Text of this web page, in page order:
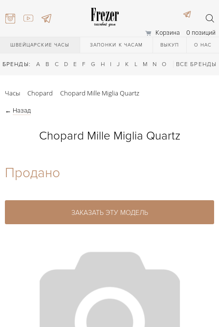
Корзина 0 позиций
ШВЕЙЦАРСКИЕ ЧАСЫ ЗАПОНКИ К ЧАСАМ ВЫКУП О НАС
БРЕНДЫ: A B C D E F G H I J K L M N O Q R S T
ВСЕ БРЕНДЫ
27-44
27-44
Часы Chopard Chopard Mille Miglia Quartz
← Назад
Chopard Mille Miglia Quartz
Продано
ЗАКАЗАТЬ ЭТУ МОДЕЛЬ